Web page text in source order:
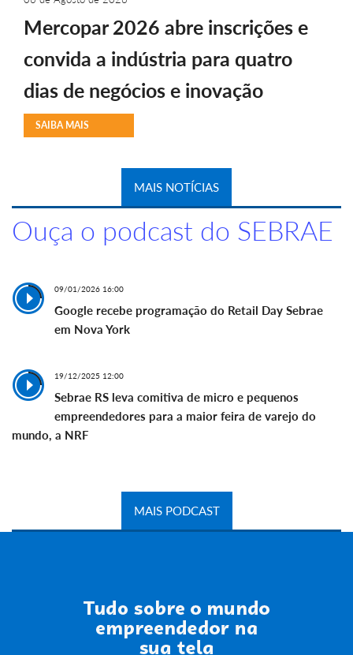
Mercopar 2026 abre inscrições e
convida a indústria para quatro
dias de negócios e inovação
SAIBA MAIS
MAIS NOTÍCIAS
Ouça o podcast do SEBRAE
09/01/2026 16:00
Google recebe programação do Retail Day Sebrae
em Nova York
19/12/2025 12:00
Sebrae RS leva comitiva de micro e pequenos
empreendedores para a maior feira de varejo do
mundo, a NRF
MAIS PODCAST